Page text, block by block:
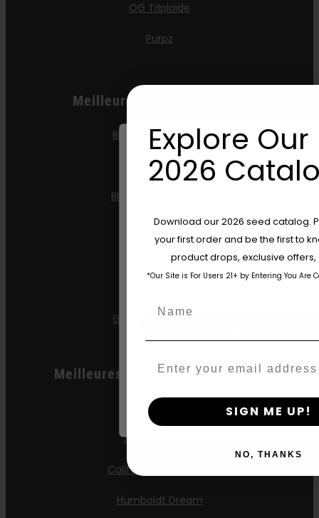
OG Triploïde
Purpz
Meilleure Vente Féminisée
Blueberry Cupcake
Blueberry Muffin
Blueberry Pancakes
Gazzurple
Gelée Hella
Graines de Stoopid
Meilleures Ventes D'automobiles
All Gas OG
Apple Blossom
California Sour Diesel
Humboldt Dream
Are You Aged 18 Or
The content and products of our
those of legal age.Please see
age_gapI accept cookie settings and
By clicking AGREE & ENTER, you
Explore Our
2026
Download our 2026 seed catalog.
your first order and be the first to
product drops, exclusive
*Our Site is For Users 21+ by Entering You Are
SIGN ME UP!
NO, THANKS